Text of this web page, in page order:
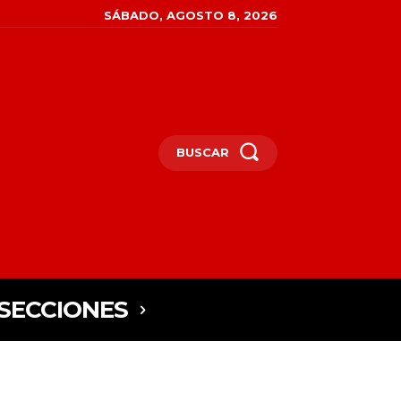
SÁBADO, AGOSTO 8, 2026
BUSCAR